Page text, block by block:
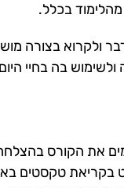
בכלל.
ולקרוא בצורה
בה בחיי היום
את הקורס
טקסטים